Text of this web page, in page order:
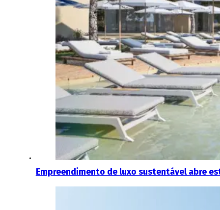
Empreendimento de luxo sustentável abre